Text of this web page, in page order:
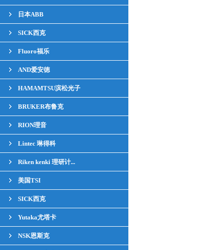
日本ABB
SICK西克
Fluoro福乐
AND爱安徳
HAMAMTSU滨松光子
BRUKER布鲁克
RION理音
Lintec 琳得科
Riken kenki 理研计...
美国TSI
SICK西克
Yutaka尤塔卡
NSK恩斯克